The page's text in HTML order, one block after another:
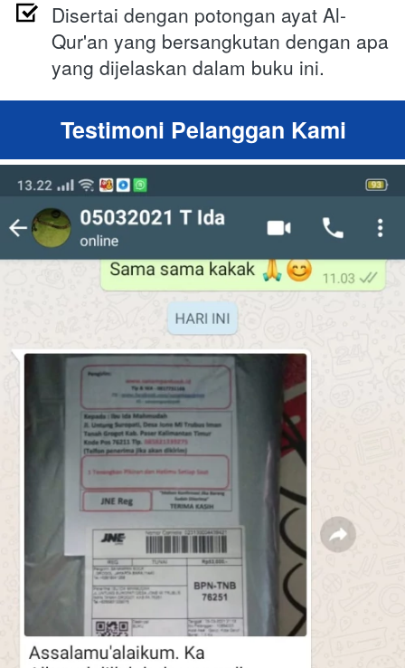
Disertai dengan potongan ayat Al-
Qur'an yang bersangkutan dengan apa
yang dijelaskan dalam buku ini.
Testimoni Pelanggan Kami